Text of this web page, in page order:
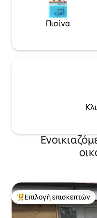
Πισίνα
Κορυφαία επιλογή
Επιλογή επισκεπτών